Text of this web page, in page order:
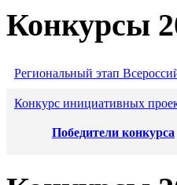
Конкурсы
Региональный этап
Конкурс инициативных
Победители конкурса